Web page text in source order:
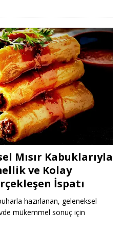
Mısır Kabuklarıyla
ve Kolay
İspatı
hazırlanan, geleneksel
mükemmel sonuç için